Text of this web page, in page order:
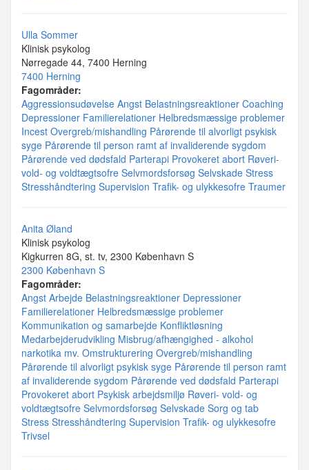
Ulla Sommer
Klinisk psykolog
Nørregade 44, 7400 Herning
7400 Herning
Fagområder:
Aggressionsudøvelse Angst Belastningsreaktioner Coaching
Depressioner Familierelationer Helbredsmæssige problemer
Incest Overgreb/mishandling Pårørende til alvorligt psykisk
syge Pårørende til person ramt af invaliderende sygdom
Pårørende ved dødsfald Parterapi Provokeret abort Røveri-
vold- og voldtægtsofre Selvmordsforsøg Selvskade Stress
Stresshåndtering Supervision Trafik- og ulykkesofre Traumer
Anita Øland
Klinisk psykolog
Kigkurren 8G, st. tv, 2300 København S
2300 København S
Fagområder:
Angst Arbejde Belastningsreaktioner Depressioner
Familierelationer Helbredsmæssige problemer
Kommunikation og samarbejde Konfliktløsning
Medarbejderudvikling Misbrug/afhængighed - alkohol
narkotika mv. Omstrukturering Overgreb/mishandling
Pårørende til alvorligt psykisk syge Pårørende til person ramt
af invaliderende sygdom Pårørende ved dødsfald Parterapi
Provokeret abort Psykisk arbejdsmiljø Røveri- vold- og
voldtægtsofre Selvmordsforsøg Selvskade Sorg og tab
Stress Stresshåndtering Supervision Trafik- og ulykkesofre
Trivsel